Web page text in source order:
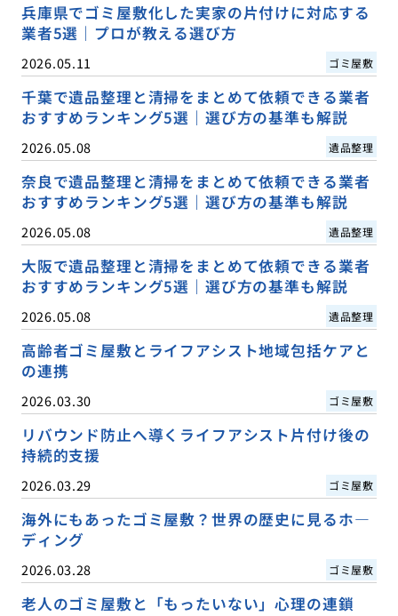
兵庫県でゴミ屋敷化した実家の片付けに対応する
業者5選｜プロが教える選び方
2026.05.11 ゴミ屋敷
千葉で遺品整理と清掃をまとめて依頼できる業者
おすすめランキング5選｜選び方の基準も解説
2026.05.08 遺品整理
奈良で遺品整理と清掃をまとめて依頼できる業者
おすすめランキング5選｜選び方の基準も解説
2026.05.08 遺品整理
大阪で遺品整理と清掃をまとめて依頼できる業者
おすすめランキング5選｜選び方の基準も解説
2026.05.08 遺品整理
高齢者ゴミ屋敷とライフアシスト地域包括ケアと
の連携
2026.03.30 ゴミ屋敷
リバウンド防止へ導くライフアシスト片付け後の
持続的支援
2026.03.29 ゴミ屋敷
海外にもあったゴミ屋敷？世界の歴史に見るホ―
ディング
2026.03.28 ゴミ屋敷
老人のゴミ屋敷と「もったいない」心理の連鎖